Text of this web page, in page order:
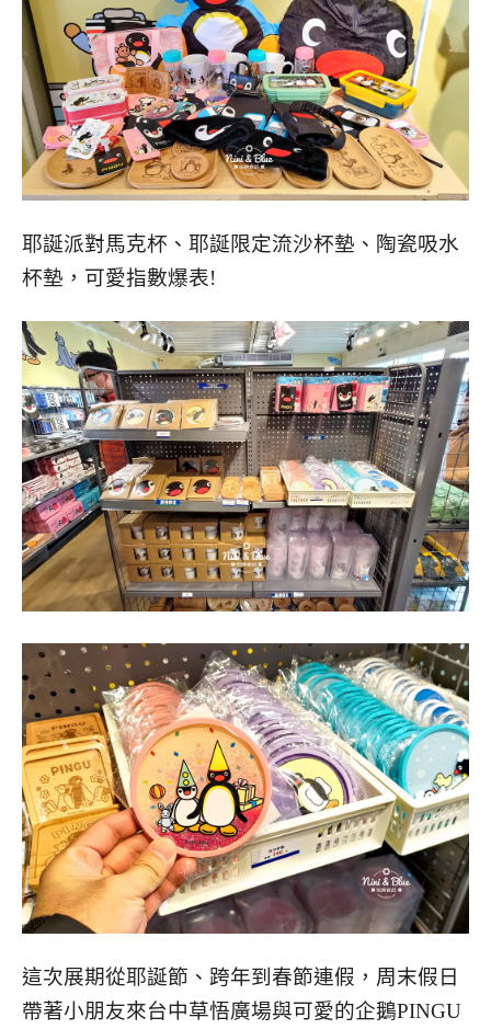
耶誕派對馬克杯、耶誕限定流沙杯墊、陶瓷吸水
杯墊，可愛指數爆表!
這次展期從耶誕節、跨年到春節連假，周末假日
帶著小朋友來台中草悟廣場與可愛的企鵝PINGU